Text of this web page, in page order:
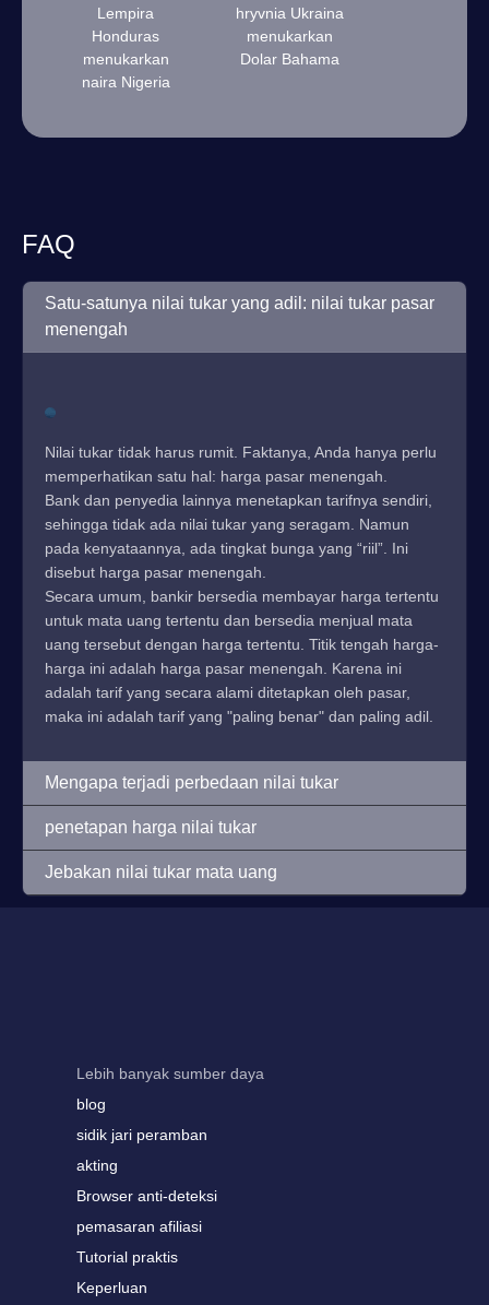
Lempira
Honduras
menukarkan
naira Nigeria
hryvnia Ukraina
menukarkan
Dolar Bahama
FAQ
Satu-satunya nilai tukar yang adil: nilai tukar pasar
menengah
Nilai tukar tidak harus rumit. Faktanya, Anda hanya perlu
memperhatikan satu hal: harga pasar menengah.
Bank dan penyedia lainnya menetapkan tarifnya sendiri,
sehingga tidak ada nilai tukar yang seragam. Namun
pada kenyataannya, ada tingkat bunga yang “riil”. Ini
disebut harga pasar menengah.
Secara umum, bankir bersedia membayar harga tertentu
untuk mata uang tertentu dan bersedia menjual mata
uang tersebut dengan harga tertentu. Titik tengah harga-
harga ini adalah harga pasar menengah. Karena ini
adalah tarif yang secara alami ditetapkan oleh pasar,
maka ini adalah tarif yang "paling benar" dan paling adil.
Mengapa terjadi perbedaan nilai tukar
penetapan harga nilai tukar
Jebakan nilai tukar mata uang
Lebih banyak sumber daya
blog
sidik jari peramban
akting
Browser anti-deteksi
pemasaran afiliasi
Tutorial praktis
Keperluan